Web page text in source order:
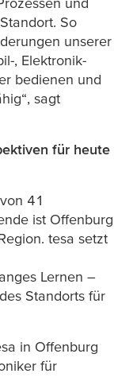
So
unserer
, Elektronik-
bedienen und
sagt
für heute
41
ist Offenburg
tesa setzt
Lernen –
Standorts für
in Offenburg
für